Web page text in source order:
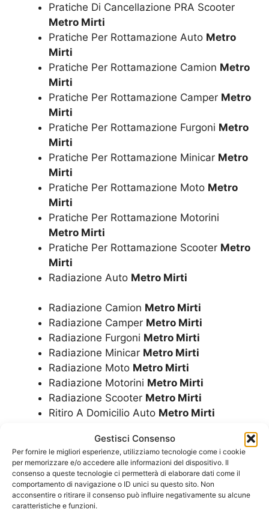
Gestisci Consenso
Per fornire le migliori esperienze, utilizziamo tecnologie come i cookie
per memorizzare e/o accedere alle informazioni del dispositivo. Il
consenso a queste tecnologie ci permetterà di elaborare dati come il
comportamento di navigazione o ID unici su questo sito. Non
acconsentire o ritirare il consenso può influire negativamente su alcune
caratteristiche e funzioni.
Pratiche Di Cancellazione PRA Scooter
Metro Mirti
Pratiche Per Rottamazione Auto Metro
Mirti
Pratiche Per Rottamazione Camion Metro
Mirti
Pratiche Per Rottamazione Camper Metro
Mirti
Pratiche Per Rottamazione Furgoni Metro
Mirti
Pratiche Per Rottamazione Minicar Metro
Mirti
Pratiche Per Rottamazione Moto Metro
Mirti
Pratiche Per Rottamazione Motorini
Metro Mirti
Pratiche Per Rottamazione Scooter Metro
Mirti
Radiazione Auto Metro Mirti
Radiazione Camion Metro Mirti
Radiazione Camper Metro Mirti
Radiazione Furgoni Metro Mirti
Radiazione Minicar Metro Mirti
Radiazione Moto Metro Mirti
Radiazione Motorini Metro Mirti
Radiazione Scooter Metro Mirti
Ritiro A Domicilio Auto Metro Mirti
Ritiro A Domicilio CamperMetro Mirti
Ritiro A Domicilio FurgoniMetro Mirti
Ritiro A Domicilio MinicarMetro Mirti
Ritiro A Domicilio Moto Metro Mirti
Ritiro A Domicilio Motorini Metro Mirti